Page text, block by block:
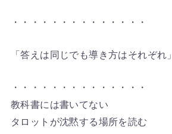
・・・・・・・・・・・・・・
「答えは同じでも導き方はそれぞれ」
・・・・・・・・・・・・・・
教科書には書いてない
タロットが沈黙する場所を読む